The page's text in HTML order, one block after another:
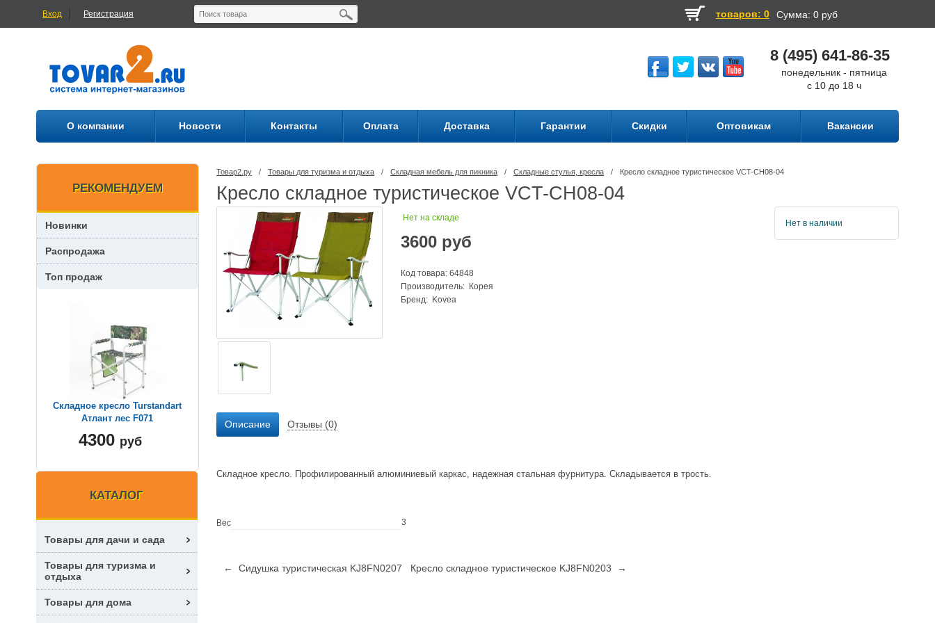
Вход Регистрация товаров: 0 Сумма: 0 руб
8 (495) 641-86-35
понедельник - пятница
с 10 до 18 ч
О компании Новости Контакты Оплата Доставка Гарантии Скидки Оптовикам Вакансии
Товар2.ру / Товары для туризма и отдыха / Складная мебель для пикника / Складные стулья, кресла / Кресло складное туристическое VCT-CH08-04
Кресло складное туристическое VCT-CH08-04
Нет на складе
3600 руб
Код товара: 64848
Производитель: Корея
Бренд: Kovea
Нет в наличии
Описание Отзывы (0)
Складное кресло. Профилированный алюминиевый каркас, надежная стальная фурнитура. Складывается в трость.
Вес 3
← Сидушка туристическая KJ8FN0207 Кресло складное туристическое KJ8FN0203 →
РЕКОМЕНДУЕМ
Новинки
Распродажа
Топ продаж
Складное кресло Turstandart
Атлант лес F071
4300 руб
КАТАЛОГ
Товары для дачи и сада
Товары для туризма и
отдыха
Товары для дома